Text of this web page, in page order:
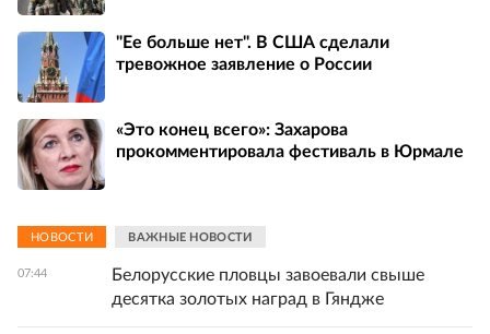
"Ее больше нет". В США сделали
тревожное заявление о России
«Это конец всего»: Захарова
прокомментировала фестиваль в Юрмале
НОВОСТИ ВАЖНЫЕ НОВОСТИ
07:44
Белорусские пловцы завоевали свыше
десятка золотых наград в Гяндже